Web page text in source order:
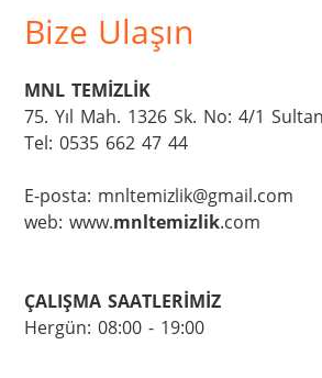
Bize Ulaşın
MNL TEMİZLİK
75. Yıl Mah. 1326 Sk. No: 4/1
Tel: 0535 662 47 44
E-posta: mnltemizlik@gmail.com
web: www.mnltemizlik.com
ÇALIŞMA SAATLERİMİZ
Hergün: 08:00 - 19:00